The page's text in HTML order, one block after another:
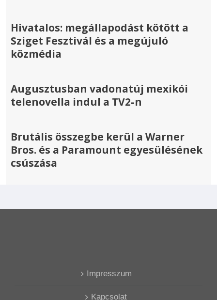
Hivatalos: megállapodást kötött a
Sziget Fesztivál és a megújuló
közmédia
Augusztusban vadonatúj mexikói
telenovella indul a TV2-n
Brutális összegbe kerül a Warner
Bros. és a Paramount egyesülésének
csúszása
Impresszum
Kapcsolat